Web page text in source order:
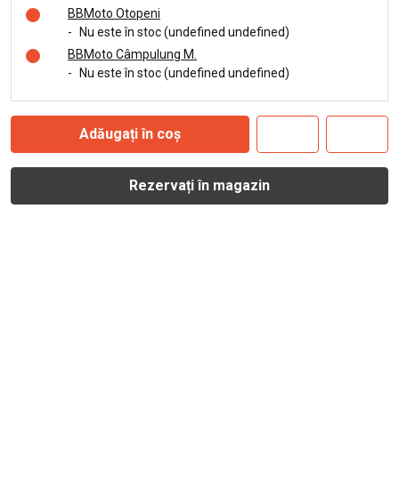
BBMoto Otopeni
-
Nu este în stoc (undefined undefined)
BBMoto Câmpulung M.
-
Nu este în stoc (undefined undefined)
Adăugați în coș
Rezervați în magazin